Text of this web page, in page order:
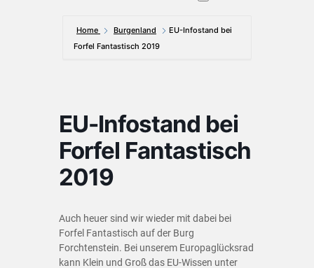
Home Burgenland
EU-Infostand bei
Forfel Fantastisch 2019
EU-Infostand bei
Forfel Fantastisch
2019
Auch heuer sind wir wieder mit dabei bei
Forfel Fantastisch auf der Burg
Forchtenstein. Bei unserem Europaglücksrad
kann Klein und Groß das EU-Wissen unter